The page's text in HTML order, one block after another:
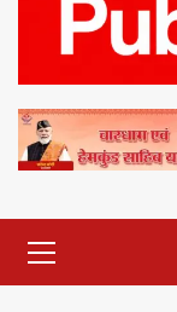
Menu